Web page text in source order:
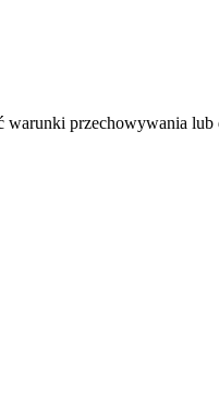
warunki przechowywania